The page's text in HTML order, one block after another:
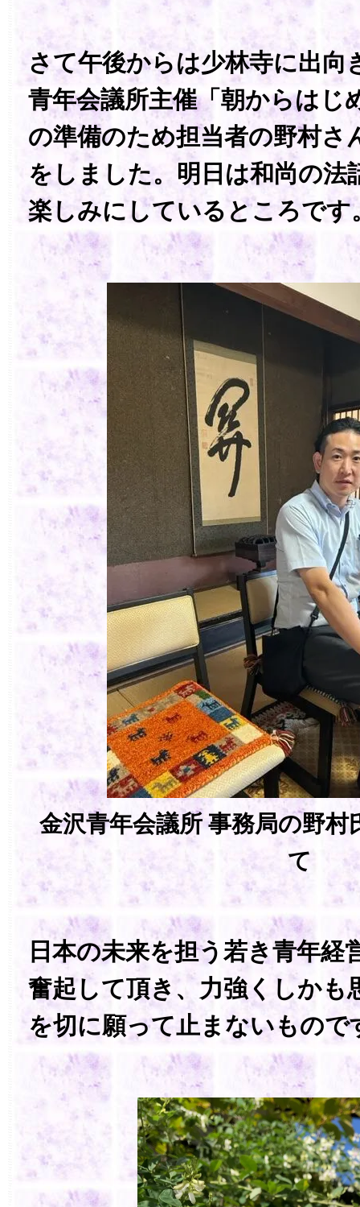
さて午後からは少林寺に出向
青年会議所主催「朝からはじ
の準備のため担当者の野村さ
をしました。明日は和尚の法
楽しみにしているところです
金沢青年会議所 事務局の野
て
日本の未来を担う若き青年経
奮起して頂き、力強くしかも
を切に願って止まないもので